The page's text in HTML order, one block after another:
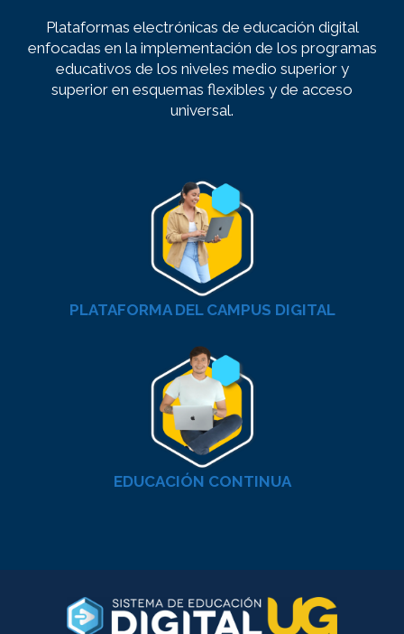
Plataformas electrónicas de educación digital
enfocadas en la implementación de los programas
educativos de los niveles medio superior y
superior en esquemas flexibles y de acceso
universal.
PLATAFORMA DEL CAMPUS DIGITAL
EDUCACIÓN CONTINUA